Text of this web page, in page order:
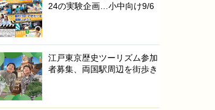
24の実験企画…小中向け9/6
江戸東京歴史ツーリズム参加
者募集、両国駅周辺を街歩き